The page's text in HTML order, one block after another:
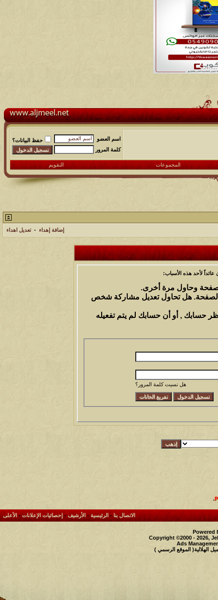
اسم العضو
حفظ البيانات؟
كلمة المرور
المجموعات التقويم
إضافة إهداء - تعديل اهداء
لأحد هذه الأسباب:
وحاول مرة أخرى.
الصفحة. هل تحاول تعديل مشاركة شخص
حسابك , أو أن حسابك لم يتم تفعيله
هل نسيت كلمة المرور؟
.
الاتصال بنا- الرئيسية-الأرشيف- إحصائيات الإعلانات- الأعلى
Powered
Copyright ©2000 - 2026,
Ads
الهلالية( الموقع الرسمي )